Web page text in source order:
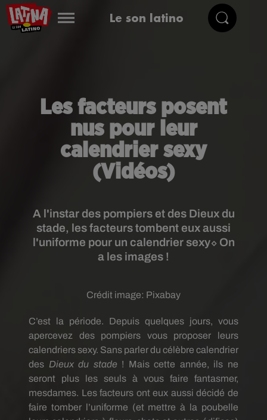
Le son latino
Les facteurs posent
nus pour leur
calendrier sexy
(Vidéos)
A l'instar des pompiers et des Dieux du
stade, les facteurs tombent eux aussi
l'uniforme pour un calendrier sexy⬦ On
a les images !
Crédit image: Pixabay
C’est la période.
Depuis quelques jours, vous
apercevez des pompiers vous
proposer
leurs
calendriers sexy. Sans parler du célèbre calendrier
des Dieux du stade ! Mais cette année, ils ne
seront plus les seuls à vous faire fantasmer,
mesdames. Les facteurs ont eux aussi décidé de
faire tomber l’uniforme (et mettre à la poubelle